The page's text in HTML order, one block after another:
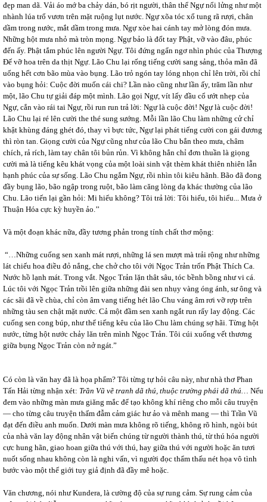
đẹp man dã. Vải áo mớ ba chảy dán, bó rịt người, thân thể Ngự nổi lửng như một
nhành lúa trổ vươn trên mặt ruộng lụt nước. Ngự xõa tóc xổ tung rã rượi, chân
dầm trong nước, mắt dầm trong mưa. Ngự xòe hai cánh tay mở lòng đón mưa.
Những hột mưa nhỏ mà tròn mọng. Ngự bảo là đốt tay Phật, vỡ vào đâu, phúc
đến ấy. Phật tắm phúc lên người Ngự. Tôi đứng ngẩn ngơ nhìn phúc của Thượng
Đế vỡ hoa trên da thịt Ngự. Lão Chu lại rống tiếng cười sang sảng, thỏa mãn đã
uống hết cơn bão mùa vào bụng. Lão trỏ ngón tay lóng nhọn chỉ lên trời, rồi chỉ
vào bụng hỏi: Cuộc đời muốn cái chi? Lần nào cũng như lần ấy, trăm lần như
một, lão Chu tự giải đáp một mình. Lão gọi Ngự, vít lấy đầu cổ ướt nhẹp của
Ngự, cắn vào rái tai Ngự, rồi run run trả lời: Ngự là cuộc đời! Ngự là cuộc đời!
Lão Chu lại ré lên cười the thé sung sướng. Mỗi lần lão Chu làm những cử chỉ
khật khùng đáng ghét đó, thay vì bực tức, Ngự lại phát tiếng cười con gái đương
thì ròn tan. Giọng cười của Ngự cũng như của lão Chu bắn theo mưa, châm
chích, rả rích, làm tay chân tôi bủn rủn. Vì không hẳn chỉ đơn thuần là giọng
cười mà là tiếng kêu khát vọng của một loài sinh vật thèm khát thiên nhiên lẫn
hạnh phúc của sự sống. Lão Chu ngắm Ngự, rồi nhìn tôi kiêu hãnh. Bão đã đong
đầy bụng lão, bão ngập trong ruột, bão làm căng lòng dạ khác thường của lão
Chu. Lão tiến lại gần hỏi: Mi hiểu không? Tôi trả lời: Tôi hiểu, tôi hiểu... Mưa ở
Thuận Hóa cực kỳ huyền ảo.’’
Và một đoạn khác nữa, đầy tương phản trong tính chất thơ mộng:
“…Những cuống sen xanh mát rượi, những lá sen mượt mà trải rộng như những
lát chiếu hoa điều đỏ nắng, che chở cho tôi với Ngọc Trản trốn Phật Thích Ca.
Nước hồ lạnh mát. Trong vắt. Ngọc Trản lặn thât sâu, tóc bềnh bồng như vi cá.
Lúc tôi với Ngọc Trản trồi lên giữa những đài sen nhụy vàng óng ánh, sư ông và
các sãi đã về chùa, chỉ còn âm vang tiếng hét lão Chu váng âm rơi vỡ rợp trên
những tàu sen chật mặt nước. Cả một đầm sen xanh ngắt run rẩy lay động. Các
cuống sen cong búp, như thể tiếng kêu của lão Chu làm chúng sợ hãi. Từng hột
nước, từng hột nước chảy lăn trên mình Ngọc Trản. Tôi cúi xuống vết thương
giữa bụng Ngọc Trản còn nở ngát.”
Có còn là văn hay đã là họa phẩm? Tôi từng tự hỏi câu này, như nhà thơ Phan
Tấn Hải từng nhận xét: Trần Vũ vẽ tranh dã thú, thuộc trường phái dã thú… Nếu
đem vào những màn mưa giăng mắc để tạo không khí riêng cho mỗi câu truyện
― cho từng câu truyện thấm đẫm cảm giác hư ảo và mênh mang ― thì Trần Vũ
đạt đến điều anh muốn. Dưới màn mưa không rõ tiếng, không rõ hình, ngòi bút
của nhà văn lay động nhân vật biến chúng từ người thành thú, từ thú hóa người
cực hung hãn, giao hoan giữa thú với thú, hay giữa thú với người hoặc ăn tươi
nuốt sống nhau không còn là nghi vấn, vì người đọc thẩm thấu nét họa vô tình
bước vào một thế giới tuy giả định đã đầy mê hoặc.
Văn chương, nói như Kundera, là cường độ của sự rung cảm. Sự rung cảm của